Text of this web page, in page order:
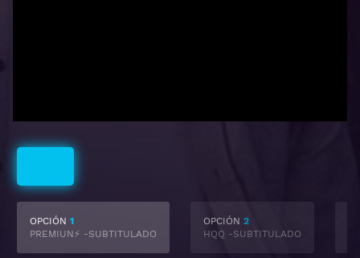
OPCIÓN 1
PREMIUN⚡ -SUBTITULADO
OPCIÓN 2
HQQ -SUBTITULADO